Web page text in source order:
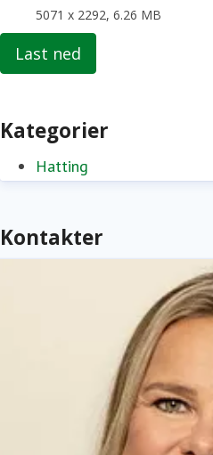
5071 x 2292, 6.26 MB
Last ned
Kategorier
Hatting
Kontakter